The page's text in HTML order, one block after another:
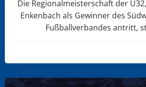
Die Regionalmeisterschaft der
Enkenbach als Gewinner des
Fußballverbandes antritt,